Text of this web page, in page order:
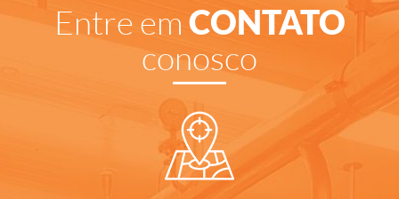
Entre em CONTATO
conosco